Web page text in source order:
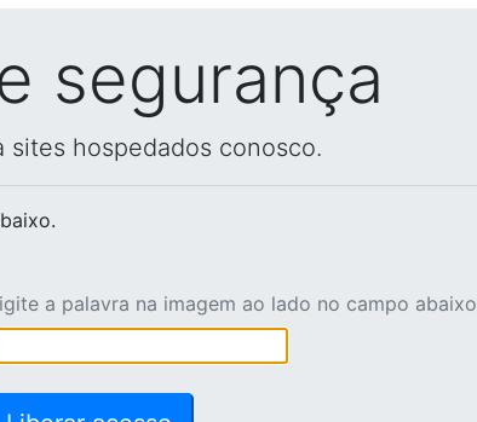
segurança
hospedados conosco.
a palavra na imagem ao lado no campo abaixo